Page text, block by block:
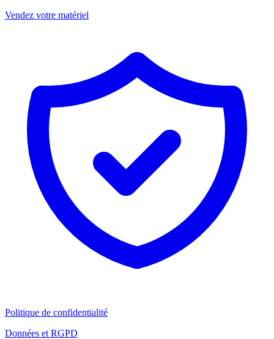
Vendez votre matériel
Politique de confidentialité
Données et RGPD